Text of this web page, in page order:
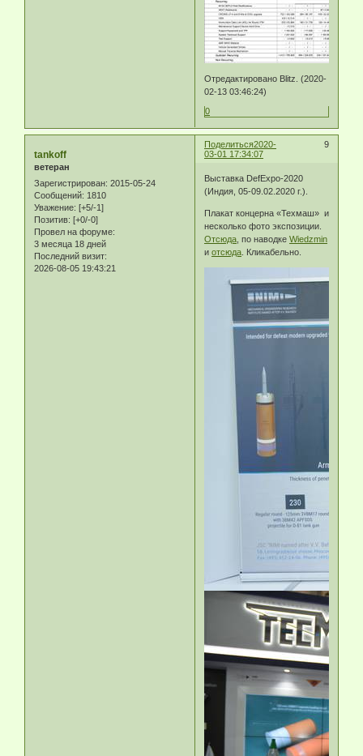
Отредактировано Blitz. (2020-
02-13 03:46:24)
0
Поделиться 9
2020-
03-01 17:34:07
tankoff
ветеран
Зарегистрирован: 2015-05-24
Сообщений: 1810
Уважение: [+5/-1]
Позитив: [+0/-0]
Провел на форуме:
3 месяца 18 дней
Последний визит:
2026-08-05 19:43:21
Выставка DefExpo-2020
(Индия, 05-09.02.2020 г.).
Плакат концерна «Техмаш» и
несколько фото экспозиции.
Отсюда , по наводкеWiedzmin
иотсюда . Кликабельно.